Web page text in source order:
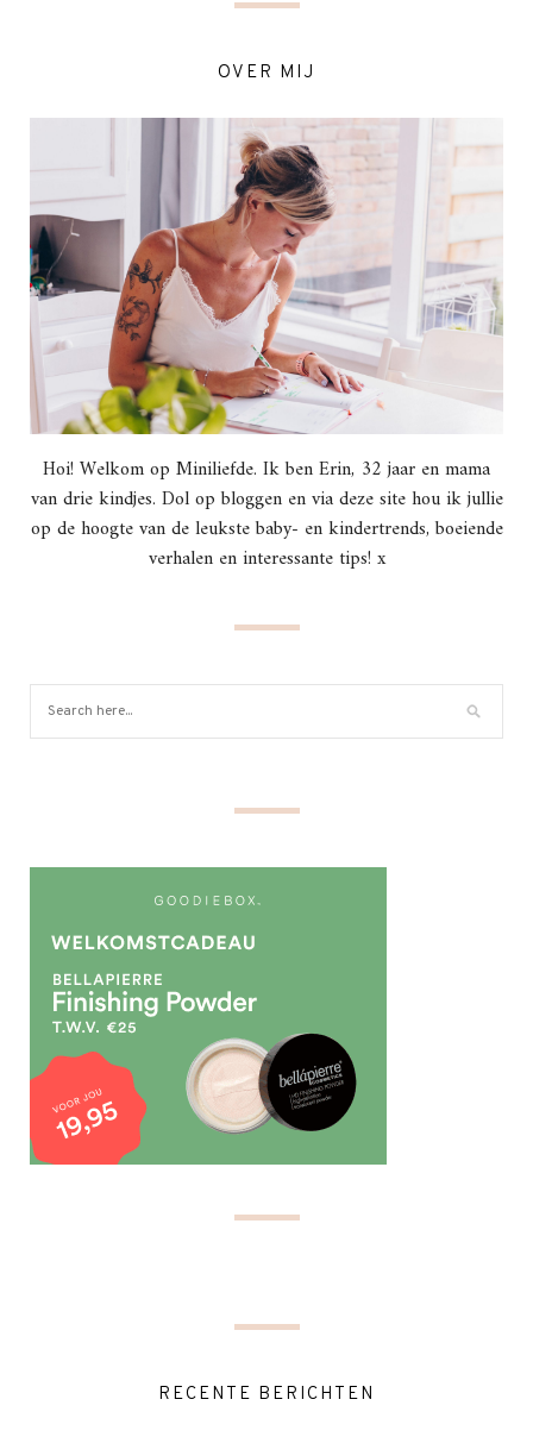
OVER MIJ
Hoi! Welkom op Miniliefde. Ik ben Erin, 32 jaar en mama
van drie kindjes. Dol op bloggen en via deze site hou ik jullie
op de hoogte van de leukste baby- en kindertrends, boeiende
verhalen en interessante tips! x
RECENTE BERICHTEN